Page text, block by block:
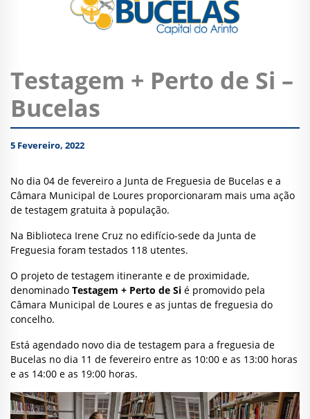
Testagem + Perto de Si –
Bucelas
5 Fevereiro, 2022
No dia 04 de fevereiro a Junta de Freguesia de Bucelas e a
Câmara Municipal de Loures proporcionaram mais uma ação
de testagem gratuita à população.
Na Biblioteca Irene Cruz no edifício-sede da Junta de
Freguesia foram testados 118 utentes.
O projeto de testagem itinerante e de proximidade,
denominado Testagem + Perto de Si é promovido pela
Câmara Municipal de Loures e as juntas de freguesia do
concelho.
Está agendado novo dia de testagem para a freguesia de
Bucelas no dia 11 de fevereiro entre as 10:00 e as 13:00 horas
e as 14:00 e as 19:00 horas.